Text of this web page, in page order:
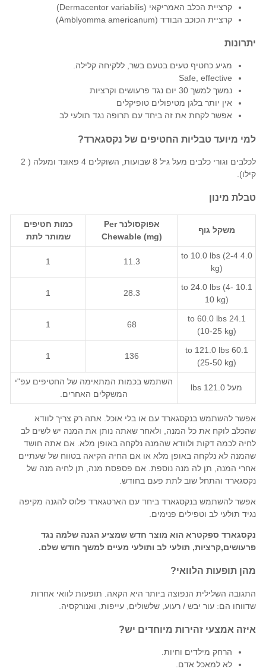
קרציית הכלב האמריקאי (Dermacentor variabilis)
קרציית הכוכב הבודד (Amblyomma americanum)
יתרונות
מגיע כחטיף טעים בטעם בשר, ללקיחה קלילה.
Safe, effective
נמשך למשך 30 יום נגד פרעושים וקרציות
אין יותר בלגן מטיפולים טופיקלים
אפשר לקחת את זה ביחד עם תרופה נגד תולעי לב
למי מיועד טבליות החטיפים של נקסגארד?
לכלבים וגורי כלבים מעל גיל 8 שבועות, השוקלים 4 פאונד ומעלה ( 2
קילו).
טבלת מינון
משקל גוף
אפוקסולנר Per
Chewable (mg)
כמות חטיפים
שמותר לתת
4.0 to 10.0 lbs (2-4
kg)
11.3
1
10.1 to 24.0 lbs (4-
10 kg)
28.3
1
24.1 to 60.0 lbs
(10-25 kg)
68
1
60.1 to 121.0 lbs
(25-50 kg)
136
1
מעל 121.0 lbs
השתמש בכמות המתאימה של החטיפים עפ"י
המשקלים האחרים.
אפשר להשתמש בנקסגארד עם או בלי אוכל. אתה רק צריך לוודא
שהכלב לוקח את כל המנה, ולאחר שאתה נותן את המנה יש לשים לב
לחיה לכמה דקות ולוודא שהמנה נלקחה באופן מלא. אם אתה חושד
שהמנה לא נלקחה באופן מלא או אם החיה הקיאה בטווח של שעתיים
אחרי המנה, תן לה מנה נוספת. אם פספסת מנה, תן לחיה מנה של
נקסגארד והתחל שוב לתת פעם בחודש.
אפשר להשתמש בנקסגארד ביחד עם הארטגארד פלוס להגנה מקיפה
נגיד תולעי לב וטפילים פנימים.
נקסגארד ספקטרא הוא מוצר חדש שמציע הגנה שלמה נגד
פרעושים,קרציות, תולעי לב ותולעי מעיים למשך חודש שלם.
מהן תופעות הלוואי?
התגובה השלילית הנפוצה ביותר היא הקאה. תופעות לוואי אחרות
שדווחו הם: עור יבש / רעוע, שלשולים, עייפות, ואנורקסיה.
איזה אמצעי זהירות מיוחדים יש?
הרחק מילדים וחיות.
לא למאכל אדם.